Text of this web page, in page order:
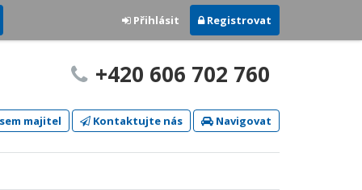
Přihlásit Registrovat
+420 606 702 760
majitel Kontaktujte nás Navigovat